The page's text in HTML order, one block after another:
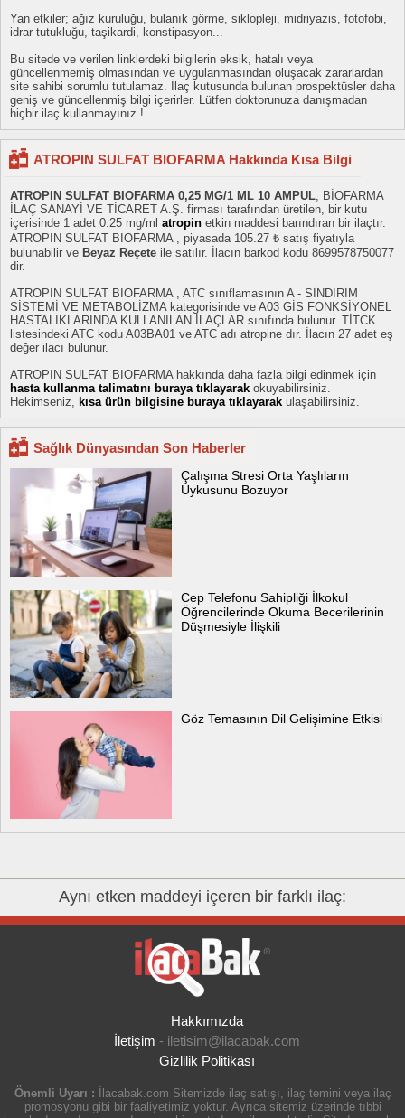
Yan etkiler; ağız kuruluğu, bulanık görme, siklopleji, midriyazis, fotofobi,
idrar tutukluğu, taşikardi, konstipasyon...
Bu sitede ve verilen linklerdeki bilgilerin eksik, hatalı veya
güncellenmemiş olmasından ve uygulanmasından oluşacak zararlardan
site sahibi sorumlu tutulamaz. İlaç kutusunda bulunan prospektüsler daha
geniş ve güncellenmiş bilgi içerirler. Lütfen doktorunuza danışmadan
hiçbir ilaç kullanmayınız !
ATROPIN SULFAT BIOFARMA Hakkında Kısa Bilgi
ATROPIN SULFAT BIOFARMA 0,25 MG/1 ML 10 AMPUL, BİOFARMA
İLAÇ SANAYİ VE TİCARET A.Ş. firması tarafından üretilen, bir kutu
içerisinde 1 adet 0.25 mg/ml atropin etkin maddesi barındıran bir ilaçtır.
ATROPIN SULFAT BIOFARMA , piyasada 105.27 ₺ satış fiyatıyla
bulunabilir ve Beyaz Reçete ile satılır. İlacın barkod kodu 8699578750077
dir.
ATROPIN SULFAT BIOFARMA , ATC sınıflamasının A - SİNDİRİM
SİSTEMİ VE METABOLİZMA kategorisinde ve A03 GİS FONKSİYONEL
HASTALIKLARINDA KULLANILAN İLAÇLAR sınıfında bulunur. TİTCK
listesindeki ATC kodu A03BA01 ve ATC adı atropine dır. İlacın 27 adet eş
değer ilacı bulunur.
ATROPIN SULFAT BIOFARMA hakkında daha fazla bilgi edinmek için
hasta kullanma talimatını buraya tıklayarak okuyabilirsiniz.
Hekimseniz, kısa ürün bilgisine buraya tıklayarak ulaşabilirsiniz.
Sağlık Dünyasından Son Haberler
Çalışma Stresi Orta Yaşlıların
Uykusunu Bozuyor
Cep Telefonu Sahipliği İlkokul
Öğrencilerinde Okuma Becerilerinin
Düşmesiyle İlişkili
Göz Temasının Dil Gelişimine Etkisi
Aynı etken maddeyi içeren bir farklı ilaç:
Hakkımızda
İletişim - iletisim@ilacabak.com
Gizlilik Politikası
Önemli Uyarı : İlacabak.com Sitemizde ilaç satışı, ilaç temini veya ilaç
promosyonu gibi bir faaliyetimiz yoktur. Ayrıca sitemiz üzerinde tıbbi